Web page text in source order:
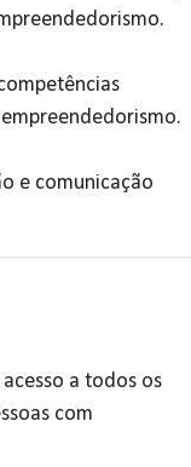
e comunicação
a todos os
com